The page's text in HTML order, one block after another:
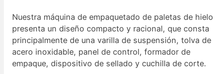
Nuestra máquina de empaquetado de paletas de hielo
presenta un diseño compacto y racional, que consta
principalmente de una varilla de suspensión, tolva de
acero inoxidable, panel de control, formador de
empaque, dispositivo de sellado y cuchilla de corte.